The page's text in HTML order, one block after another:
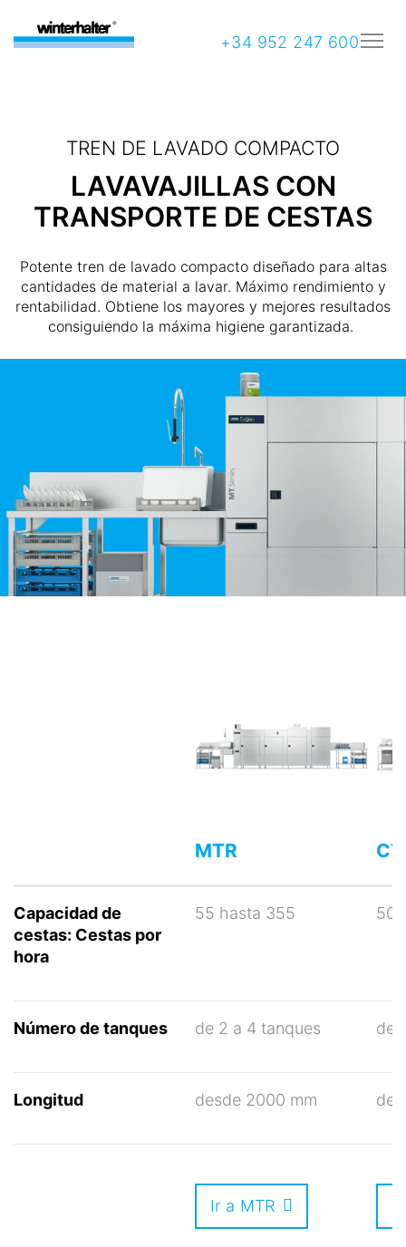
+34 952 247 600
TREN DE LAVADO COMPACTO
LAVAVAJILLAS CON
TRANSPORTE DE CESTAS
Potente tren de lavado compacto diseñado para altas
cantidades de material a lavar. Máximo rendimiento y
rentabilidad. Obtiene los mayores y mejores resultados
consiguiendo la máxima higiene garantizada.
MTR
Capacidad de
cestas: Cestas por
hora
55 hasta 355 50
Número de tanques de 2 a 4 tanques de
Longitud desde 2000 mm
Ir a MTR